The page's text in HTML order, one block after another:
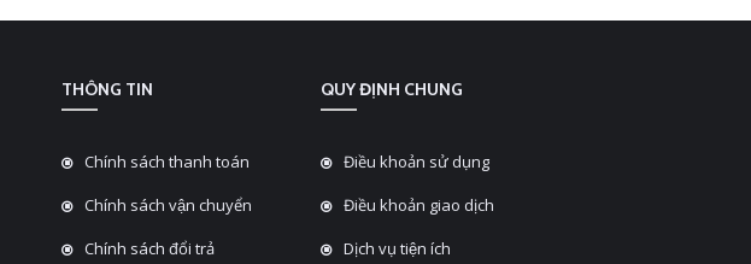
THÔNG TIN
Chính sách thanh toán
Chính sách vận chuyển
Chính sách đổi trả
QUY ĐỊNH CHUNG
Điều khoản sử dụng
Điều khoản giao dịch
Dịch vụ tiện ích